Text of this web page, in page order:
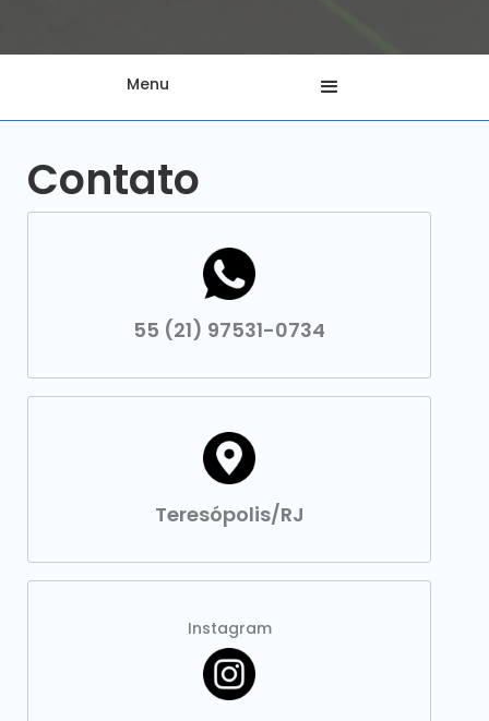
Menu
Contato
55 (21) 97531-0734
Teresópolis/RJ
Instagram